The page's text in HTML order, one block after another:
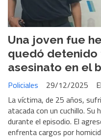
Una joven fue
quedó detenido
asesinato en el
Policiales
29/12/2025
La víctima, de 25 años,
atacada con un cuchillo. Su
durante el episodio. El
enfrenta cargos por